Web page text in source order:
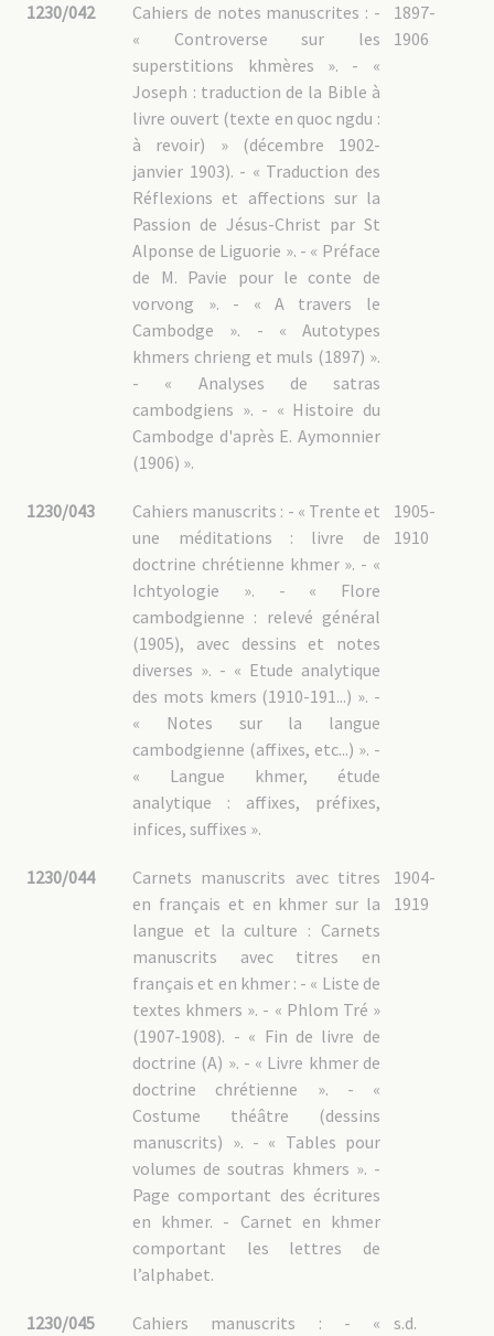
1230/042
1897-
1906
Cahiers de notes manuscrites : -
« Controverse sur les
superstitions khmères ». - «
Joseph : traduction de la Bible à
livre ouvert (texte en quoc ngdu :
à revoir) » (décembre 1902-
janvier 1903). - « Traduction des
Réflexions et affections sur la
Passion de Jésus-Christ par St
Alponse de Liguorie ». - « Préface
de M. Pavie pour le conte de
vorvong ». - « A travers le
Cambodge ». - « Autotypes
khmers chrieng et muls (1897) ».
- « Analyses de satras
cambodgiens ». - « Histoire du
Cambodge d'après E. Aymonnier
(1906) ».
1230/043
1905-
1910
Cahiers manuscrits : - « Trente et
une méditations : livre de
doctrine chrétienne khmer ». - «
Ichtyologie ». - « Flore
cambodgienne : relevé général
(1905), avec dessins et notes
diverses ». - « Etude analytique
des mots kmers (1910-191...) ». -
« Notes sur la langue
cambodgienne (affixes, etc...) ». -
« Langue khmer, étude
analytique : affixes, préfixes,
infices, suffixes ».
1230/044
1904-
1919
Carnets manuscrits avec titres
en français et en khmer sur la
langue et la culture : Carnets
manuscrits avec titres en
français et en khmer : - « Liste de
textes khmers ». - « Phlom Tré »
(1907-1908). - « Fin de livre de
doctrine (A) ». - « Livre khmer de
doctrine chrétienne ». - «
Costume théâtre (dessins
manuscrits) ». - « Tables pour
volumes de soutras khmers ». -
Page comportant des écritures
en khmer. - Carnet en khmer
comportant les lettres de
l’alphabet.
1230/045 s.d.
Cahiers manuscrits : - «